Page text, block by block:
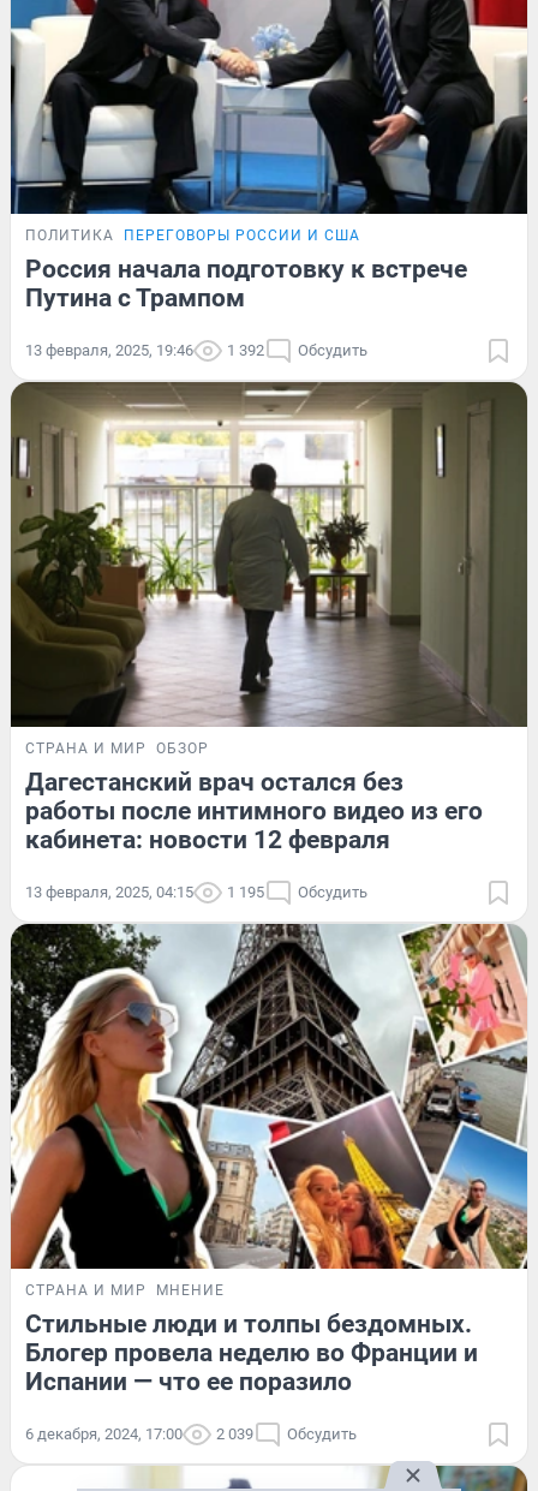
ПОЛИТИКА ПЕРЕГОВОРЫ РОССИИ И США
Россия начала подготовку к встрече
Путина с Трампом
13 февраля, 2025, 19:46 1 392 Обсудить
СТРАНА И МИР ОБЗОР
Дагестанский врач остался без
работы после интимного видео из его
кабинета: новости 12 февраля
13 февраля, 2025, 04:15 1 195 Обсудить
СТРАНА И МИР МНЕНИЕ
Стильные люди и толпы бездомных.
Блогер провела неделю во Франции и
Испании — что ее поразило
6 декабря, 2024, 17:00 2 039 Обсудить